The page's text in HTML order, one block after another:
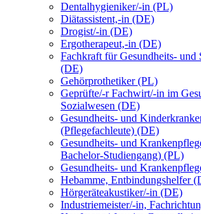
Dentalhygieniker/-in (PL)
Diätassistent,-in (DE)
Drogist/-in (DE)
Ergotherapeut,-in (DE)
Fachkraft für Gesundheits- und
(DE)
Gehörprothetiker (PL)
Geprüfte/-r Fachwirt/-in im
Sozialwesen (DE)
Gesundheits- und
(Pflegefachleute) (DE)
Gesundheits- und
Bachelor-Studiengang) (PL)
Gesundheits- und
Hebamme, Entbindungshelfer
Hörgeräteakustiker/-in (DE)
Industriemeister/-in,